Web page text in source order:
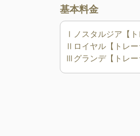
基本料金
Ⅰノスタルジア【
Ⅱロイヤル【トレ